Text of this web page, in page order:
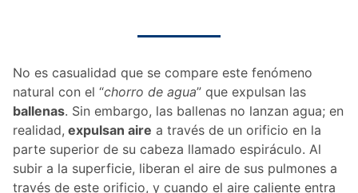
No es casualidad que se compare este fenómeno
natural con el “chorro de agua” que expulsan las
ballenas. Sin embargo, las ballenas no lanzan agua; en
realidad, expulsan aire a través de un orificio en la
parte superior de su cabeza llamado espiráculo. Al
subir a la superficie, liberan el aire de sus pulmones a
través de este orificio, y cuando el aire caliente entra